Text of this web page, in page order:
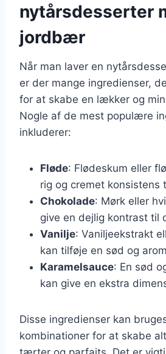
nytårsdesserter
jordbær
Når man laver en
er der mange ingredienser,
for at skabe en lækker og
Nogle af de mest populære
inkluderer:
Fløde: Flødeskum eller
rig og cremet konsistens
Chokolade: Mørk eller
give en dejlig kontrast til
Vanilje: Vaniljeekstrakt
kan tilføje en sød og
Karamelsauce: En sød
kan give en ekstra
Disse ingredienser kan
kombinationer for at skabe